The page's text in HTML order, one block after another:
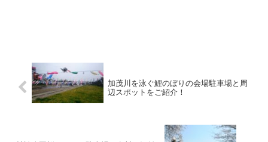
加茂川を泳ぐ鯉のぼりの会場駐車場と周
辺スポットをご紹介！